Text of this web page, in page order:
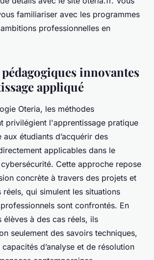
familiariser avec les programmes
professionnelles en
innovantes
appliqué
Oteria, les méthodes
privilégient l'apprentissage pratique
étudiants d’acquérir des
applicables dans le
Cette approche repose
concrète à travers des projets et
réels, qui simulent les situations
sont confrontés. En
élèves à des cas réels, ils
seulement des savoirs techniques,
d’analyse et de résolution